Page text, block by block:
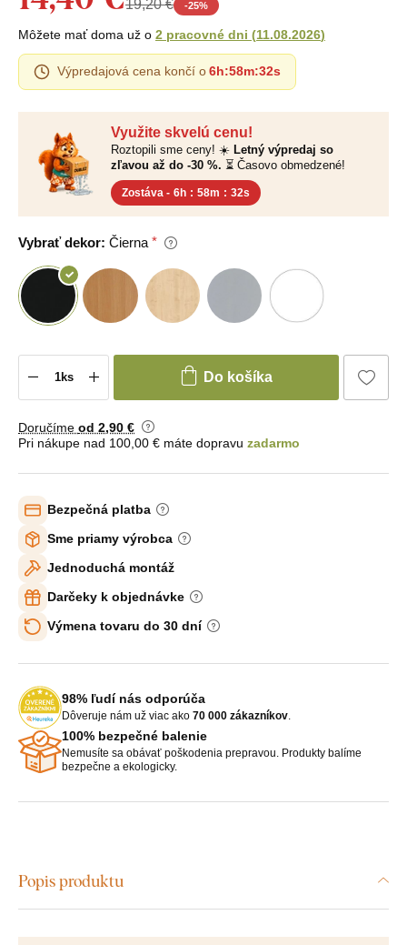
Využite skvelú cenu!
Roztopili sme ceny! ☀️ Letný výpredaj so
zľavou až do -30 %. ⏳ Časovo obmedzené!
Zostáva - 6h : 58m : 31s
Vybrať dekor: Čierna
19,20 € -25%
Môžete mať doma už o 2 pracovné dni (11.08.2026)
Výpredajová cena končí o6h:58m:31s
Do košíka
Doručíme od 2,90 €
Pri nákupe nad 100,00 € máte dopravu zadarmo
Bezpečná platba
Sme priamy výrobca
Jednoduchá montáž
Darčeky k objednávke
Výmena tovaru do 30 dní
98% ľudí nás odporúča
Dôveruje nám už viac ako 70 000 zákazníkov.
100% bezpečné balenie
Nemusíte sa obávať poškodenia prepravou. Produkty balíme
bezpečne a ekologicky.
Popis produktu